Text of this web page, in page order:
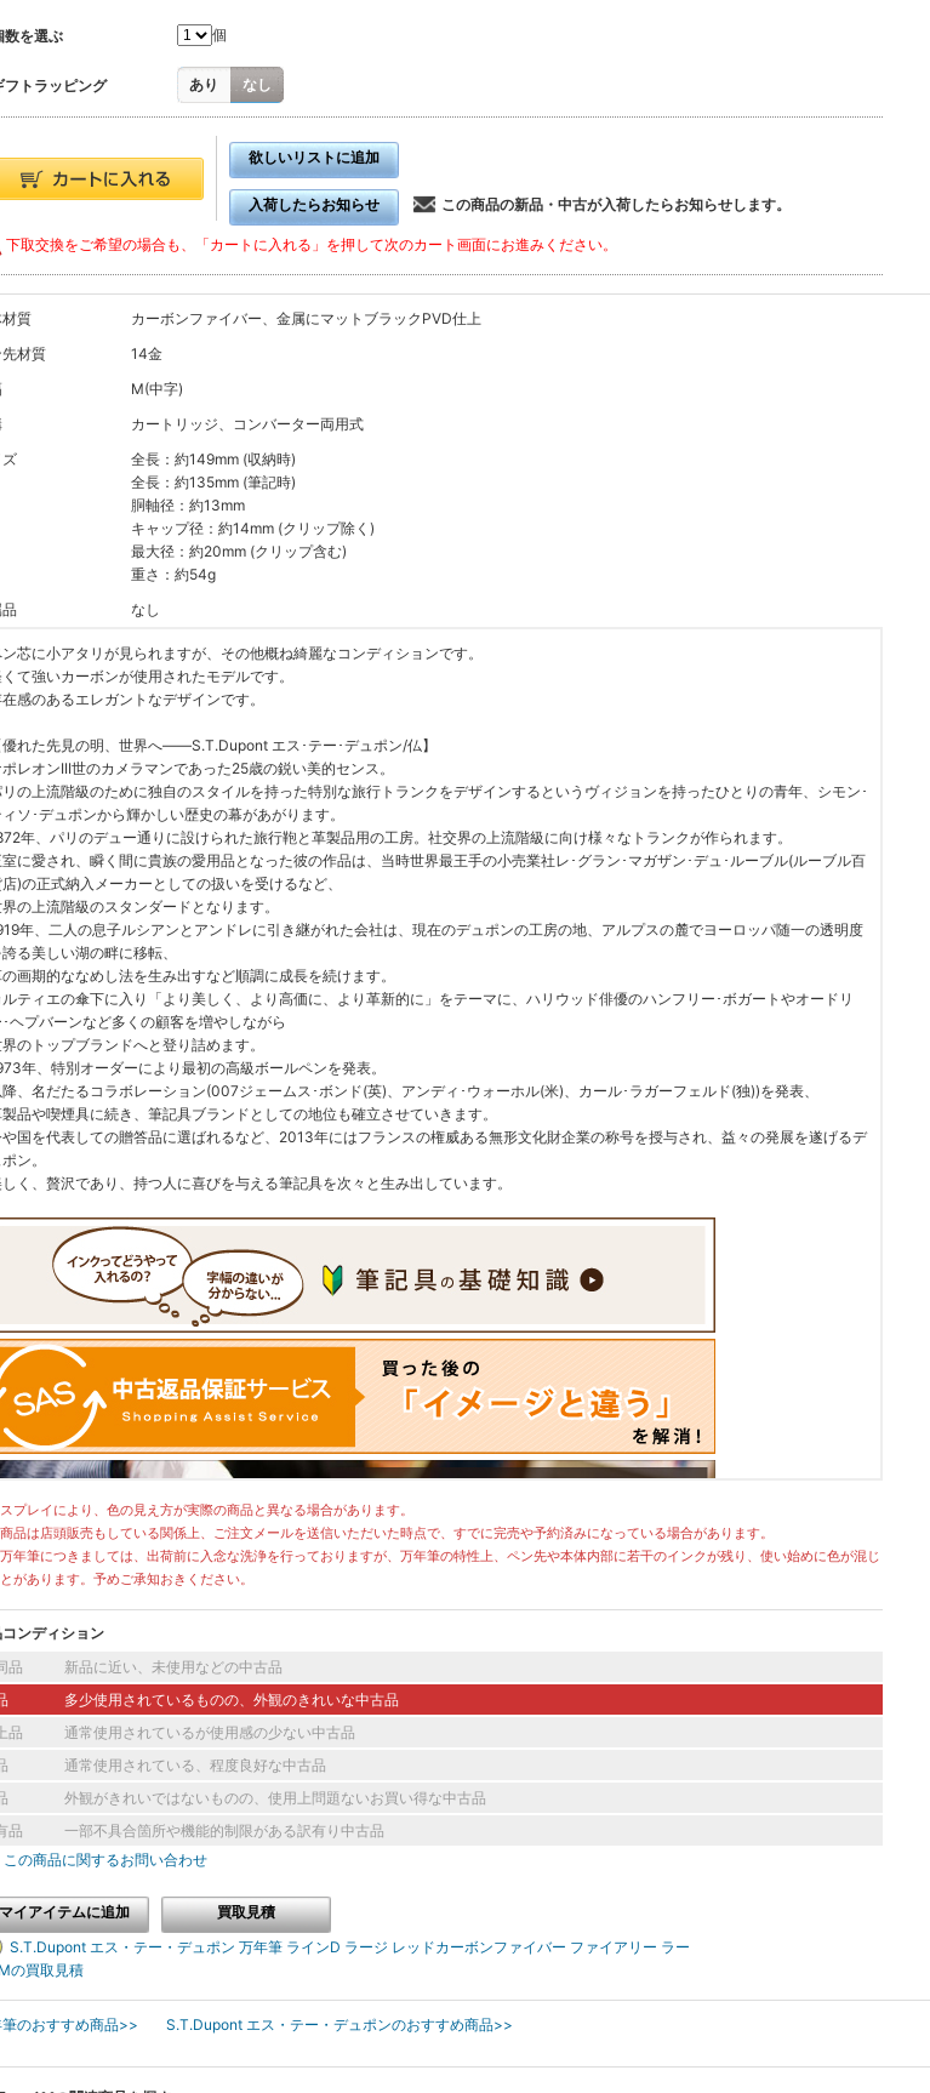
数を選ぶ 個
フトラッピング あり なし
欲しいリストに追加
入荷したらお知らせ この商品の新品・中古が入荷したらお知らせします。
下取交換をご希望の場合も、「カートに入れる」を押して次のカート画面にお進みください。
質
カーボンファイバー、金属にマットブラックPVD仕上
材質
14金
M(中字)
カートリッジ、コンバーター両用式
全長：約149mm (収納時)
全長：約135mm (筆記時)
胴軸径：約13mm
キャップ径：約14mm (クリップ除く)
最大径：約20mm (クリップ含む)
重さ：約54g
なし
芯に小アタリが見られますが、その他概ね綺麗なコンディションです。
て強いカーボンが使用されたモデルです。
感のあるエレガントなデザインです。
優れた先見の明、世界へ――S.T.Dupont エス･テー･デュポン/仏】
レオンIII世のカメラマンであった25歳の鋭い美的センス。
の上流階級のために独自のスタイルを持った特別な旅行トランクをデザインするというヴィジョンを持ったひとりの青年、シモン･
ィソ･デュポンから輝かしい歴史の幕があがります。
年、パリのデュー通りに設けられた旅行鞄と革製品用の工房。社交界の上流階級に向け様々なトランクが作られます。
室に愛され、瞬く間に貴族の愛用品となった彼の作品は、当時世界最王手の小売業社レ･グラン･マガザン･デュ･ルーブル(ルーブル百
)の正式納入メーカーとしての扱いを受けるなど、
の上流階級のスタンダードとなります。
年、二人の息子ルシアンとアンドレに引き継がれた会社は、現在のデュポンの工房の地、アルプスの麓でヨーロッパ随一の透明度
誇る美しい湖の畔に移転、
画期的ななめし法を生み出すなど順調に成長を続けます。
ルティエの傘下に入り「より美しく、より高価に、より革新的に」をテーマに、ハリウッド俳優のハンフリー･ボガートやオードリ
･ヘプバーンなど多くの顧客を増やしながら
のトップブランドへと登り詰めます。
年、特別オーダーにより最初の高級ボールペンを発表。
降、名だたるコラボレーション(007ジェームス･ボンド(英)、アンディ･ウォーホル(米)、カール･ラガーフェルド(独))を発表、
品や喫煙具に続き、筆記具ブランドとしての地位も確立させていきます。
国を代表しての贈答品に選ばれるなど、2013年にはフランスの権威ある無形文化財企業の称号を授与され、益々の発展を遂げるデ
ン。
く、贅沢であり、持つ人に喜びを与える筆記具を次々と生み出しています。
中古
年10月27日掲載分
プレイにより、色の見え方が実際の商品と異なる場合があります。
品は店頭販売もしている関係上、ご注文メールを送信いただいた時点で、すでに完売や予約済みになっている場合があります。
年筆につきましては、出荷前に入念な洗浄を行っておりますが、万年筆の特性上、ペン先や本体内部に若干のインクが残り、使い始めに色が混じ
があります。予めご承知おきください。
ンディション
品
新品に近い、未使用などの中古品
多少使用されているものの、外観のきれいな中古品
品
通常使用されているが使用感の少ない中古品
通常使用されている、程度良好な中古品
外観がきれいではないものの、使用上問題ないお買い得な中古品
品
一部不具合箇所や機能的制限がある訳有り中古品
この商品に関するお問い合わせ
マイアイテムに追加
買取見積
S.T.Dupont エス・テー・デュポン 万年筆 ラインD ラージ レッドカーボンファイバー ファイアリー ラー
の買取見積
のおすすめ商品>> S.T.Dupont エス・テー・デュポンのおすすめ商品>>